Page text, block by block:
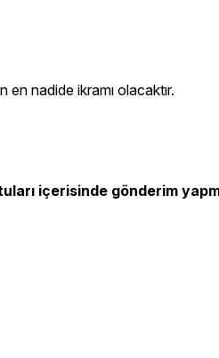
en nadide ikramı olacaktır.
içerisinde gönderim